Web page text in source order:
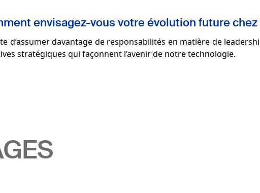
envisagez-vous votre évolution future chez
d’assumer davantage de responsabilités en matière de
stratégiques qui façonnent l’avenir de notre technologie.